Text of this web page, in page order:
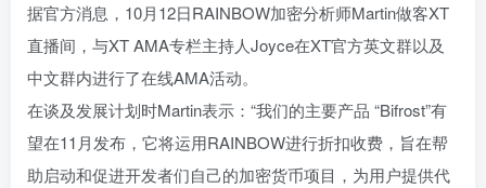
据官方消息，10月12日RAINBOW加密分析师Martin做客XT
直播间，与XT AMA专栏主持人Joyce在XT官方英文群以及
中文群内进行了在线AMA活动。
在谈及发展计划时Martin表示：“我们的主要产品 “Bifrost”有
望在11月发布，它将运用RAINBOW进行折扣收费，旨在帮
助启动和促进开发者们自己的加密货币项目，为用户提供代